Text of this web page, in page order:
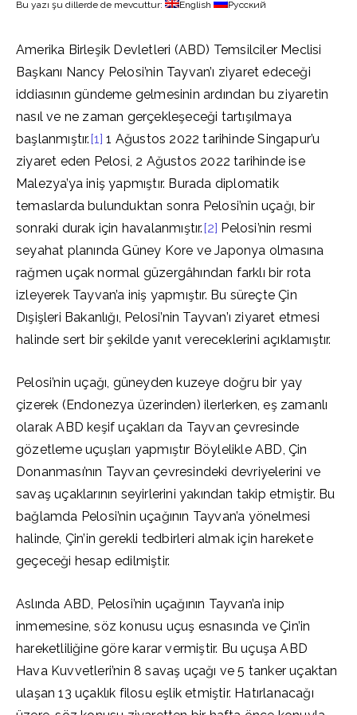
Bu yazı şu dillerde de mevcuttur: English Русский
Amerika Birleşik Devletleri (ABD) Temsilciler Meclisi
Başkanı Nancy Pelosi’nin Tayvan’ı ziyaret edeceği
iddiasının gündeme gelmesinin ardından bu ziyaretin
nasıl ve ne zaman gerçekleşeceği tartışılmaya
başlanmıştır.[1] 1 Ağustos 2022 tarihinde Singapur’u
ziyaret eden Pelosi, 2 Ağustos 2022 tarihinde ise
Malezya’ya iniş yapmıştır. Burada diplomatik
temaslarda bulunduktan sonra Pelosi’nin uçağı, bir
sonraki durak için havalanmıştır.[2] Pelosi’nin resmi
seyahat planında Güney Kore ve Japonya olmasına
rağmen uçak normal güzergâhından farklı bir rota
izleyerek Tayvan’a iniş yapmıştır. Bu süreçte Çin
Dışişleri Bakanlığı, Pelosi’nin Tayvan’ı ziyaret etmesi
halinde sert bir şekilde yanıt vereceklerini açıklamıştır.
Pelosi’nin uçağı, güneyden kuzeye doğru bir yay
çizerek (Endonezya üzerinden) ilerlerken, eş zamanlı
olarak ABD keşif uçakları da Tayvan çevresinde
gözetleme uçuşları yapmıştır Böylelikle ABD, Çin
Donanması’nın Tayvan çevresindeki devriyelerini ve
savaş uçaklarının seyirlerini yakından takip etmiştir. Bu
bağlamda Pelosi’nin uçağının Tayvan’a yönelmesi
halinde, Çin’in gerekli tedbirleri almak için harekete
geçeceği hesap edilmiştir.
Aslında ABD, Pelosi’nin uçağının Tayvan’a inip
inmemesine, söz konusu uçuş esnasında ve Çin’in
hareketliliğine göre karar vermiştir. Bu uçuşa ABD
Hava Kuvvetleri’nin 8 savaş uçağı ve 5 tanker uçaktan
ulaşan 13 uçaklık filosu eşlik etmiştir. Hatırlanacağı